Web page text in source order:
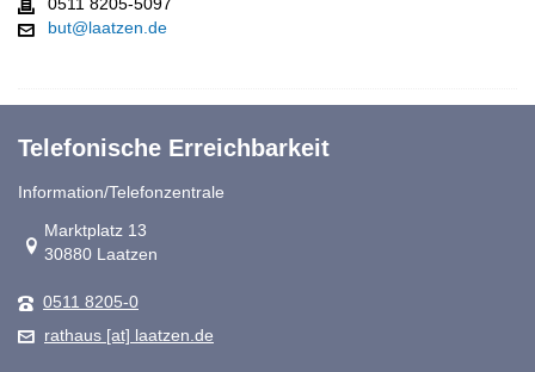
0511 8205-5097
but@laatzen.de
Telefonische Erreichbarkeit
Information/Telefonzentrale
Link zur Google-Maps Navigation
Marktplatz 13
30880 Laatzen
0511 8205-0
rathaus [at] laatzen.de